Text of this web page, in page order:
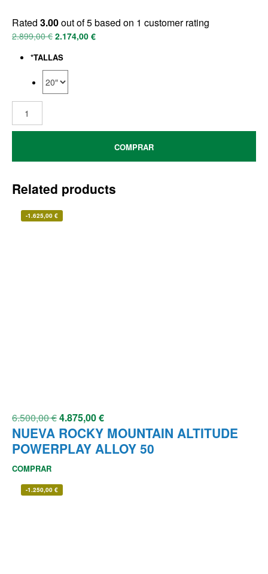
Rated 3.00out of 5 based on 1 customer rating
2.899,00€ 2.174,00 €
*TALLAS
COMPRAR
Related products
-1.625,00 €
6.500,00€4.875,00€
NUEVA ROCKY MOUNTAIN ALTITUDE
POWERPLAY ALLOY 50
COMPRAR
-1.250,00 €